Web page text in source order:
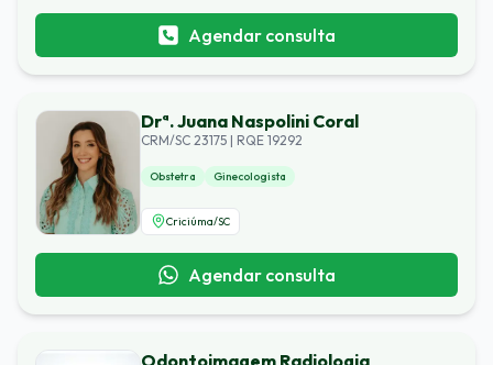
Agendar consulta
Drª. Juana Naspolini Coral
CRM/SC 23175 | RQE 19292
Obstetra Ginecologista
Criciúma/SC
Agendar consulta
Odontoimagem Radiologia